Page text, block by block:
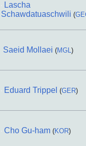
Lascha
Schawdatuaschwili (
Saeid Mollaei (MGL)
Eduard Trippel (GER)
Cho Gu-ham (KOR)